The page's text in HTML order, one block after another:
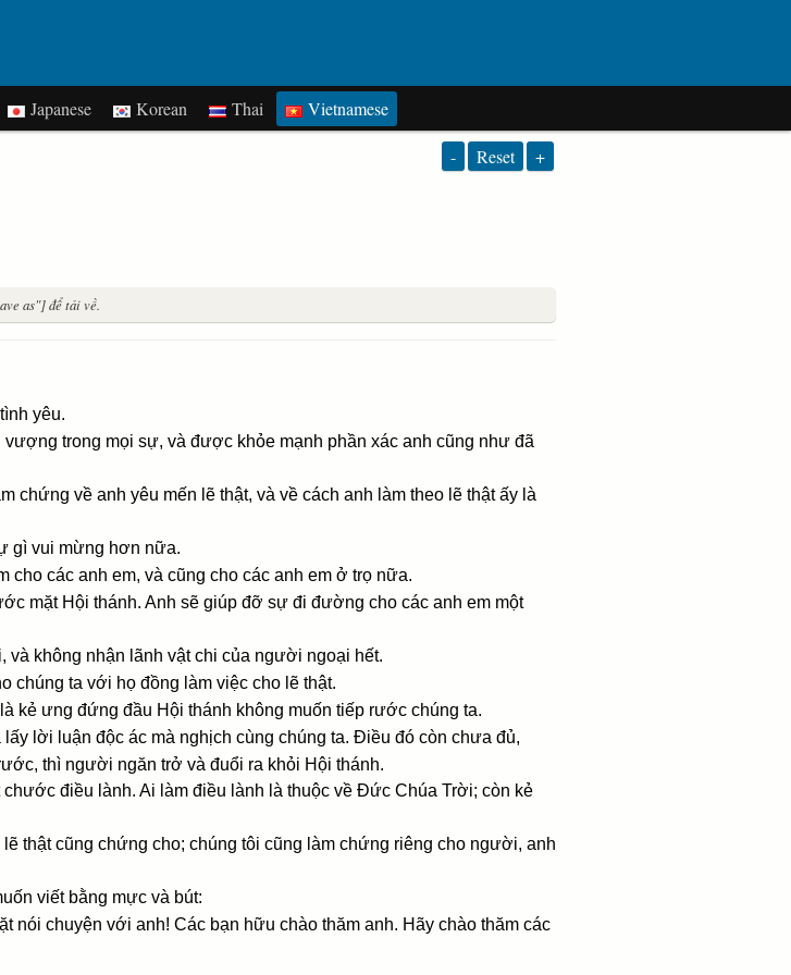
Japanese Korean Thai Vietnamese
- Reset +
as"] để tải về.
yêu.
trong mọi sự, và được khỏe mạnh phần xác anh cũng như đã
chứng về anh yêu mến lẽ thật, và về cách anh làm theo lẽ thật ấy là
gì vui mừng hơn nữa.
cho các anh em, và cũng cho các anh em ở trọ nữa.
mặt Hội thánh. Anh sẽ giúp đỡ sự đi đường cho các anh em một
không nhận lãnh vật chi của người ngoại hết.
chúng ta với họ đồng làm việc cho lẽ thật.
kẻ ưng đứng đầu Hội thánh không muốn tiếp rước chúng ta.
lời luận độc ác mà nghịch cùng chúng ta. Ðiều đó còn chưa đủ,
thì người ngăn trở và đuổi ra khỏi Hội thánh.
điều lành. Ai làm điều lành là thuộc về Ðức Chúa Trời; còn kẻ
thật cũng chứng cho; chúng tôi cũng làm chứng riêng cho người, anh
viết bằng mực và bút:
nói chuyện với anh! Các bạn hữu chào thăm anh. Hãy chào thăm các